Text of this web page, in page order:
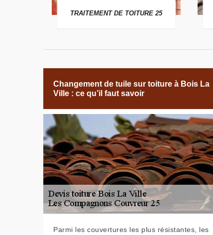
TRAITEMENT DE TOITURE 25
Changement de tuile sur toiture à Bois La
Ville : ce qu’il faut savoir
Parmi les couvertures les plus résistantes, les